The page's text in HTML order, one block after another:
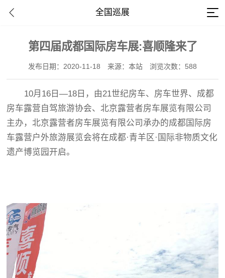
全国巡展
第四届成都国际房车展:喜顺隆来了
发布日期：2020-11-18 来源：本站 浏览次数：588
10月16日—18日，由21世纪房车、房车世界、成都
房车露营自驾旅游协会、北京露营者房车展览有限公司
主办，北京露营者房车展览有限公司承办的成都国际房
车露营户外旅游展览会将在成都·青羊区·国际非物质文化
遗产博览园开启。